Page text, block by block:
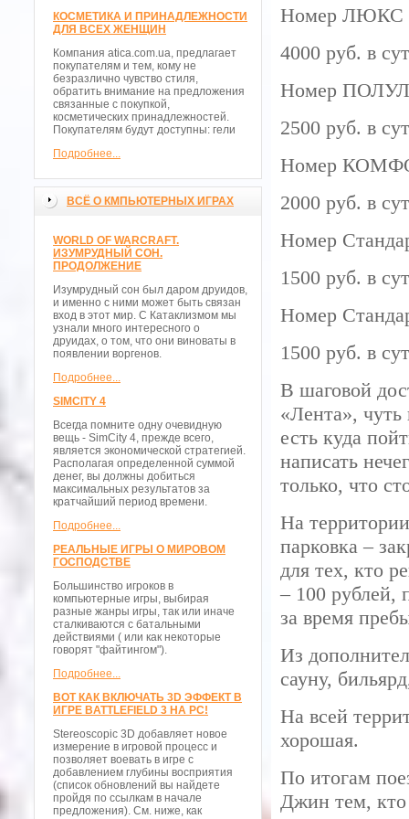
КОСМЕТИКА И ПРИНАДЛЕЖНОСТИ
ДЛЯ ВСЕХ ЖЕНЩИН
Компания atica.com.ua, предлагает
покупателям и тем, кому не
безразлично чувство стиля,
обратить внимание на предложения
связанные с покупкой,
косметических принадлежностей.
Покупателям будут доступны: гели
Подробнее...
ВСЁ О КМПЬЮТЕРНЫХ ИГРАХ
WORLD OF WARCRAFT.
ИЗУМРУДНЫЙ СОН.
ПРОДОЛЖЕНИЕ
Изумрудный сон был даром друидов,
и именно с ними может быть связан
вход в этот мир. С Катаклизмом мы
узнали много интересного о
друидах, о том, что они виноваты в
появлении воргенов.
Подробнее...
SIMCITY 4
Всегда помните одну очевидную
вещь - SimCity 4, прежде всего,
является экономической стратегией.
Располагая определенной суммой
денег, вы должны добиться
максимальных результатов за
кратчайший период времени.
Подробнее...
РЕАЛЬНЫЕ ИГРЫ О МИРОВОМ
ГОСПОДСТВЕ
Большинство игроков в
компьютерные игры, выбирая
разные жанры игры, так или иначе
сталкиваются с батальными
действиями ( или как некоторые
говорят "файтингом").
Подробнее...
ВОТ КАК ВКЛЮЧАТЬ 3D ЭФФЕКТ В
ИГРЕ BATTLEFIELD 3 НА PC!
Stereoscopic 3D добавляет новое
измерение в игровой процесс и
позволяет воевать в игре с
добавлением глубины восприятия
(список обновлений вы найдете
пройдя по ссылкам в начале
предложения). См. ниже, как
Номер ЛЮКС
4000 руб. в
Номер
2500 руб. в
Номер
2000 руб. в
Номер
1500 руб. в
Номер
1500 руб. в
В шаговой
«Лента», чуть
есть куда
написать
только, что
На
парковка –
для тех, кто
– 100 рублей,
за время
Из
сауну,
На всей
хорошая.
По итогам
Джин тем, кто